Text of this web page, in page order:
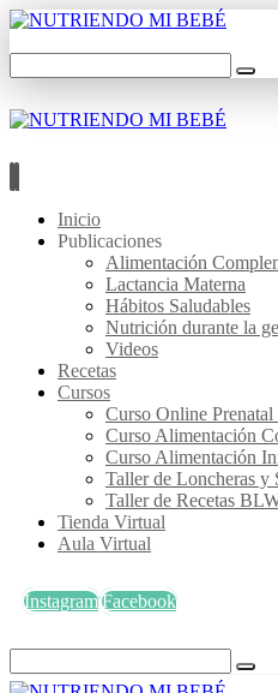
Inicio
Publicaciones
Alimentación
Lactancia Materna
Hábitos Saludables
Nutrición durante la
Videos
Recetas
Cursos
Curso Online
Curso Alimentación
Curso Alimentación
Taller de Loncheras y
Taller de Recetas
Tienda Virtual
Aula Virtual
InstagramFacebook